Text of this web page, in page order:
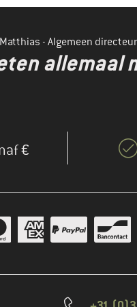
- Algemeen directeur
allemaal
€